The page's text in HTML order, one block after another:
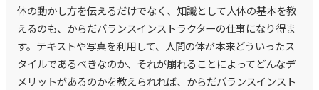
体の動かし方を伝えるだけでなく、知識として人体の基本を教
えるのも、からだバランスインストラクターの仕事になり得ま
す。テキストや写真を利用して、人間の体が本来どういったス
タイルであるべきなのか、それが崩れることによってどんなデ
メリットがあるのかを教えられれば、からだバランスインスト